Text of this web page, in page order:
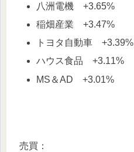
八洲電機 +3.65%
稲畑産業 +3.47%
トヨタ自動車 +3.39%
ハウス食品 +3.11%
MS＆AD +3.01%
売買：